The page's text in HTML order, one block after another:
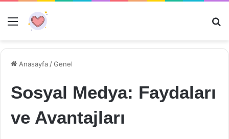
Menü
Anasayfa /Genel
Sosyal Medya: Faydaları
ve Avantajları